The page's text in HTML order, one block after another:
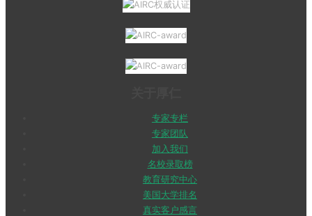
专家专栏
专家团队
加入我们
名校录取榜
教育研究中心
美国大学排名
真实客户感言